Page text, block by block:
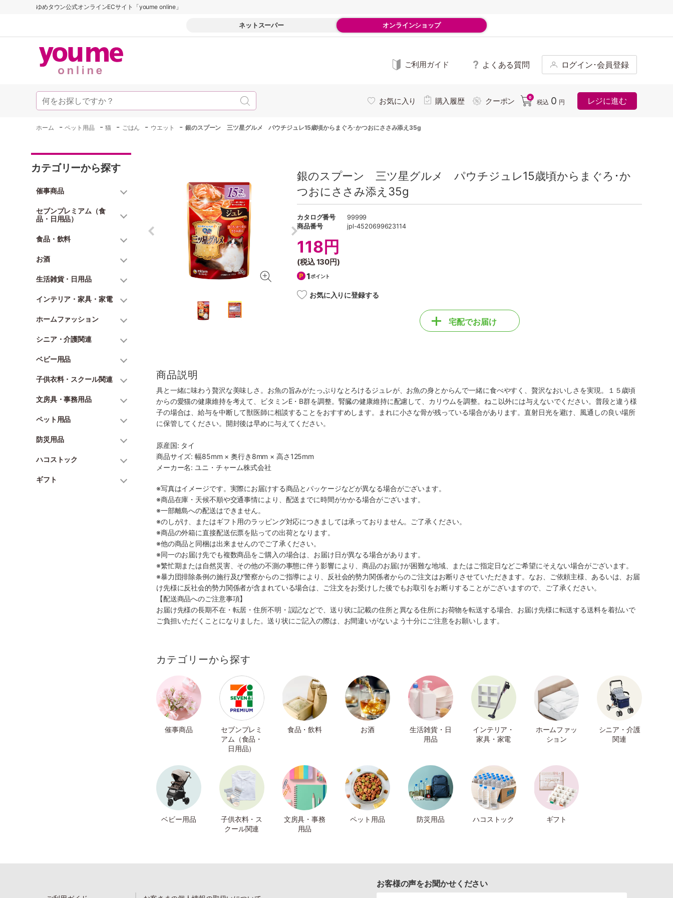
ゆめタウン公式オンラインECサイト「youme online」
ネットスーパー オンラインショップ
ご利用ガイド よくある質問 ログイン･会員登録
お気に入り 購入履歴 クーポン 0
税込 0 円 レジに進む
ホーム -ペット用品 -猫 - ごはん - ウエット -銀のスプーン 三ツ星グルメ パウチジュレ15歳頃からまぐろ･かつおにささみ添え35g
カテゴリーから探す
催事商品
セブンプレミアム（食
品・日用品）
食品・飲料
お酒
生活雑貨・日用品
インテリア・家具・家電
ホームファッション
シニア・介護関連
ベビー用品
子供衣料・スクール関連
文房具・事務用品
ペット用品
防災用品
ハコストック
ギフト
銀のスプーン 三ツ星グルメ パウチジュレ15歳頃からまぐろ･か
つおにささみ添え35g
カタログ番号
99999
商品番号
jpl-4520699623114
118円
(税込130円)
1ポイント
お気に入りに登録する
宅配でお届け
商品説明
具と一緒に味わう贅沢な美味しさ。お魚の旨みがたっぷりなとろけるジュレが、お魚の身とからんで一緒に食べやすく、贅沢なおいしさを実現。１５歳頃
からの愛猫の健康維持を考えて、ビタミンE・B群を調整。腎臓の健康維持に配慮して、カリウムを調整。ねこ以外には与えないでください。普段と違う様
子の場合は、給与を中断して獣医師に相談することをおすすめします。まれに小さな骨が残っている場合があります。直射日光を避け、風通しの良い場所
に保管してください。開封後は早めに与えてください。
原産国: タイ
商品サイズ: 幅85mm × 奥行き8mm × 高さ125mm
メーカー名: ユニ・チャーム株式会社
※写真はイメージです。実際にお届けする商品とパッケージなどが異なる場合がございます。
※商品在庫・天候不順や交通事情により、配送までに時間がかかる場合がございます。
※一部離島への配送はできません。
※のしがけ、またはギフト用のラッピング対応につきましては承っておりません。ご了承ください。
※商品の外箱に直接配送伝票を貼っての出荷となります。
※他の商品と同梱は出来ませんのでご了承ください。
※同一のお届け先でも複数商品をご購入の場合は、お届け日が異なる場合があります。
※繁忙期または自然災害、その他の不測の事態に伴う影響により、商品のお届けが困難な地域、またはご指定日などご希望にそえない場合がございます。
※暴力団排除条例の施行及び警察からのご指導により、反社会的勢力関係者からのご注文はお断りさせていただきます。なお、ご依頼主様、あるいは、お届
け先様に反社会的勢力関係者が含まれている場合は、ご注文をお受けした後でもお取引をお断りすることがございますので、ご了承ください。
【配送商品へのご注意事項】
お届け先様の長期不在・転居・住所不明・誤記などで、送り状に記載の住所と異なる住所にお荷物を転送する場合、お届け先様に転送する送料を着払いで
ご負担いただくことになりました。送り状にご記入の際は、お間違いがないよう十分にご注意をお願いします。
カテゴリーから探す
催事商品
セブンプレミ
アム（食品・
日用品）
食品・飲料 お酒
生活雑貨・日
用品
インテリア・
家具・家電
ホームファッ
ション
シニア・介護
関連
ベビー用品
子供衣料・ス
クール関連
文房具・事務
用品
ペット用品 防災用品 ハコストック ギフト
お客様の声をお聞かせください